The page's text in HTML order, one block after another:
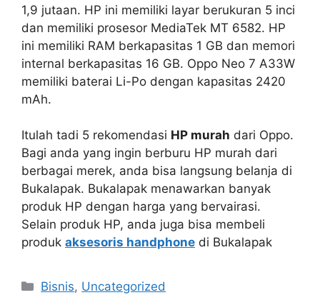
1,9 jutaan. HP ini memiliki layar berukuran 5 inci
dan memiliki prosesor MediaTek MT 6582. HP
ini memiliki RAM berkapasitas 1 GB dan memori
internal berkapasitas 16 GB. Oppo Neo 7 A33W
memiliki baterai Li-Po dengan kapasitas 2420
mAh.
Itulah tadi 5 rekomendasi HP murah dari Oppo.
Bagi anda yang ingin berburu HP murah dari
berbagai merek, anda bisa langsung belanja di
Bukalapak. Bukalapak menawarkan banyak
produk HP dengan harga yang bervairasi.
Selain produk HP, anda juga bisa membeli
produk aksesoris handphone di Bukalapak
Categories
Bisnis, Uncategorized